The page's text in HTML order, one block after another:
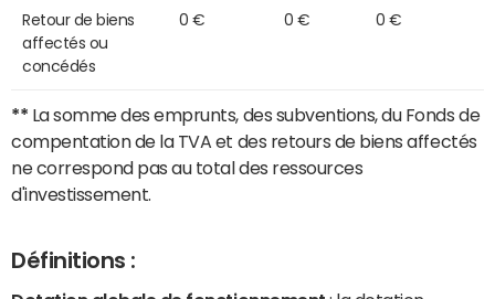
Retour de biens
affectés ou
concédés
0 € 0 € 0 €
** La somme des emprunts, des subventions, du Fonds de
compentation de la TVA et des retours de biens affectés
ne correspond pas au total des ressources
d'investissement.
Définitions :